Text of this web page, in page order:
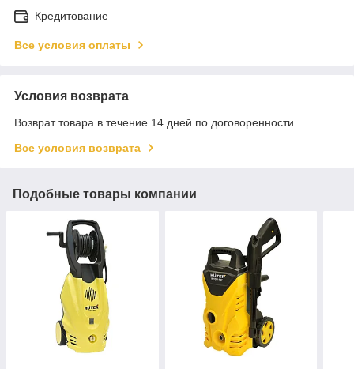
Кредитование
Все условия оплаты
Условия возврата
Возврат товара в течение 14 дней по договоренности
Все условия возврата
Подобные товары компании